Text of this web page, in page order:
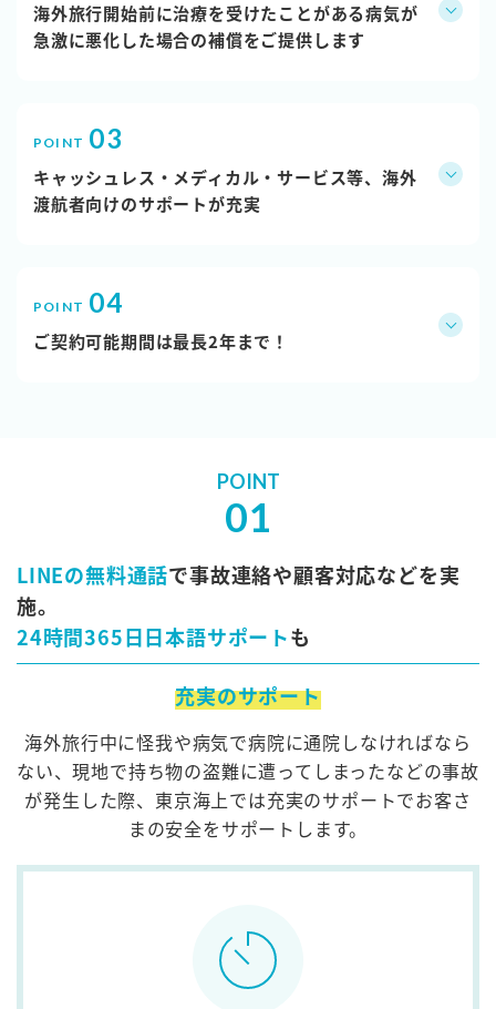
海外旅行開始前に治療を受けたことがある病気が
急激に悪化した場合の補償をご提供します
キャッシュレス・メディカル・サービス等、海外
渡航者向けのサポートが充実
ご契約可能期間は最長2年まで！
POINT
01
LINEの無料通話で事故連絡や顧客対応などを実
施。
24時間365日日本語サポートも
充実のサポート
海外旅行中に怪我や病気で病院に通院しなければなら
ない、現地で持ち物の盗難に遭ってしまったなどの事故
が発生した際、 東京海上では充実のサポートでお客さ
まの安全をサポートします。